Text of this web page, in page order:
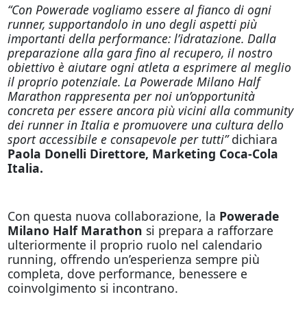
“Con Powerade vogliamo essere al fianco di ogni
runner, supportandolo in uno degli aspetti più
importanti della performance: l’idratazione. Dalla
preparazione alla gara fino al recupero, il nostro
obiettivo è aiutare ogni atleta a esprimere al meglio
il proprio potenziale. La Powerade Milano Half
Marathon rappresenta per noi un’opportunità
concreta per essere ancora più vicini alla community
dei runner in Italia e promuovere una cultura dello
sport accessibile e consapevole per tutti”dichiara
Paola Donelli Direttore, Marketing Coca-Cola
Italia.
Con questa nuova collaborazione, la Powerade
Milano Half Marathon si prepara a rafforzare
ulteriormente il proprio ruolo nel calendario
running, offrendo un’esperienza sempre più
completa, dove performance, benessere e
coinvolgimento si incontrano.